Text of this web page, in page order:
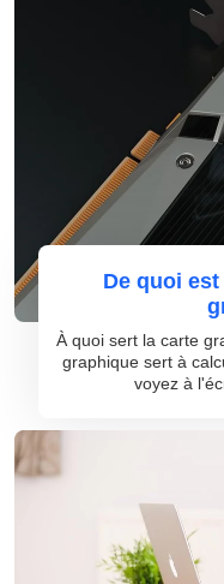
De quoi
À quoi sert la carte
graphique sert à
voyez à